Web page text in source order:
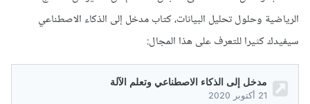
الرياضية وحلول تحليل البيانات، كتاب مدخل إلى الذكاء الاصطناعي
سيفيدك كثيرا للتعرف على هذا المجال: